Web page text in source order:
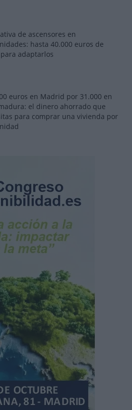
de ascensores en
hasta 40.000 euros de
adaptarlos
euros en Madrid por 31.000 en
el dinero ahorrado que
para comprar una vivienda por